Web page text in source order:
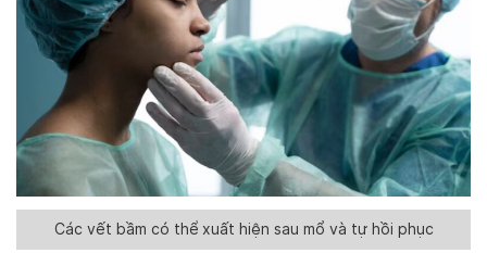
Các vết bầm có thể xuất hiện sau mổ và tự hồi phục